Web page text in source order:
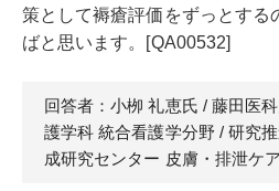
策として褥瘡評価をずっとする
ばと思います。[QA00532]
回答者：小栁 礼恵氏 / 藤田医
護学科 統合看護学分野 / 研究
成研究センター 皮膚・排泄ケ